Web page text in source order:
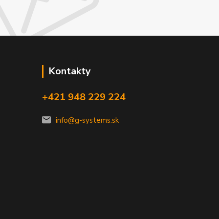
Kontakty
+421 948 229 224
info@g-systems.sk